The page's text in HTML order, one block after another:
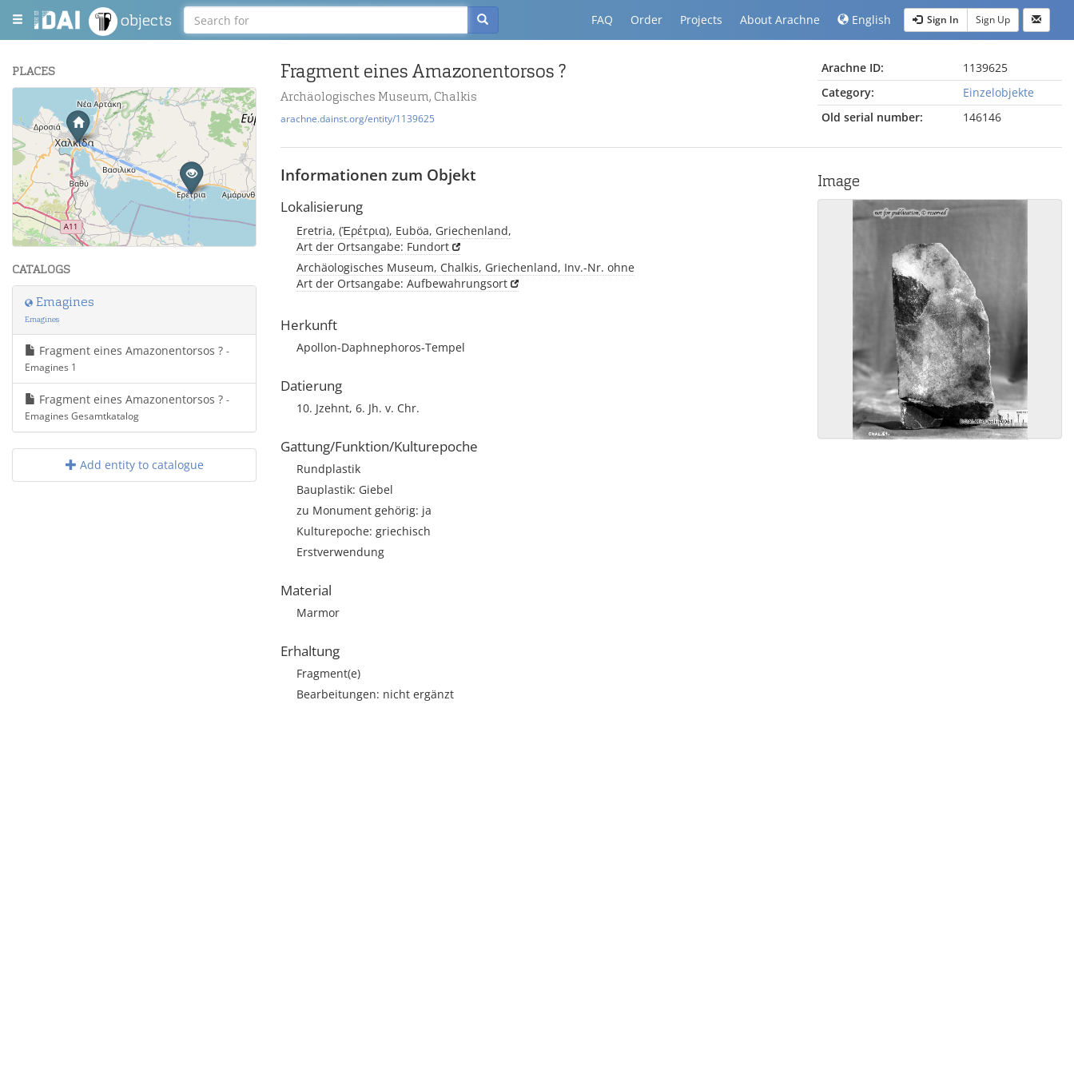
objects FAQ Order Projects About Arachne English Sign In Sign Up
PLACES
+
−
Leaflet| Maps and Data © OpenStreetMap
CATALOGS
Emagines
Emagines
Fragment eines Amazonentorsos ? -
Emagines 1
Fragment eines Amazonentorsos ? -
Emagines Gesamtkatalog
Add entity to catalogue
Fragment eines Amazonentorsos ?
Archäologisches Museum, Chalkis
arachne.dainst.org/entity/1139625
Arachne ID:
1139625
Category:
Einzelobjekte
Old serial number:
146146
Informationen zum Objekt
Lokalisierung
Eretria, (Ἐρέτρια), Euböa, Griechenland,
Art der Ortsangabe: Fundort
Archäologisches Museum, Chalkis, Griechenland, Inv.-Nr. ohne
Art der Ortsangabe: Aufbewahrungsort
Herkunft
Apollon-Daphnephoros-Tempel
Datierung
10. Jzehnt, 6. Jh. v. Chr.
Gattung/Funktion/Kulturepoche
Rundplastik
Bauplastik: Giebel
zu Monument gehörig: ja
Kulturepoche: griechisch
Erstverwendung
Material
Marmor
Erhaltung
Fragment(e)
Bearbeitungen: nicht ergänzt
Image